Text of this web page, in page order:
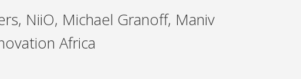
NiiO, Michael Granoff, Maniv
Africa